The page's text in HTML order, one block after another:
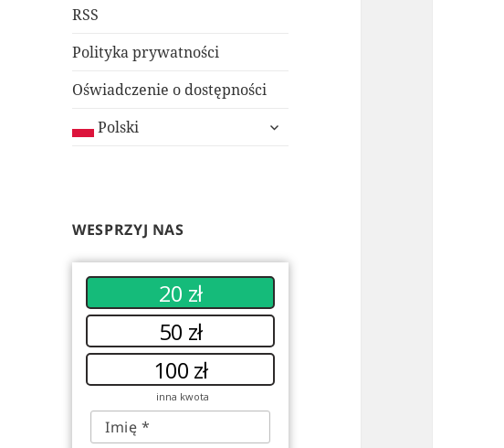
RSS
Polityka prywatności
Oświadczenie o dostępności
Polski
rozwiń
WESPRZYJ NAS
20 zł
50 zł
100 zł
inna kwota